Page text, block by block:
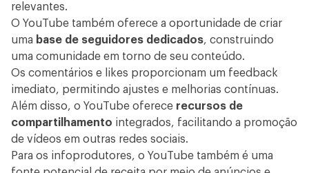
relevantes.
O YouTube também oferece a oportunidade de criar
uma base de seguidores dedicados, construindo
uma comunidade em torno de seu conteúdo.
Os comentários e likes proporcionam um feedback
imediato, permitindo ajustes e melhorias contínuas.
Além disso, o YouTube oferece recursos de
compartilhamento integrados, facilitando a promoção
de vídeos em outras redes sociais.
Para os infoprodutores, o YouTube também é uma